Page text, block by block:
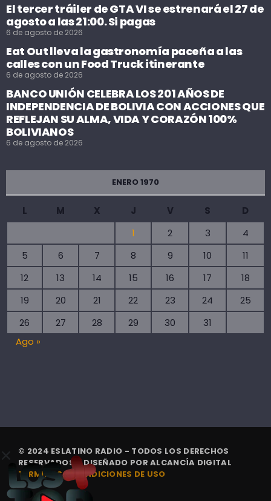
El tercer tráiler de GTA VI se estrenará el 27 de
agosto a las 21:00. Si pagas
6 de agosto de 2026
Eat Out lleva la gastronomía paceña a las
calles con un Food Truck itinerante
6 de agosto de 2026
BANCO UNIÓN CELEBRA LOS 201 AÑOS DE
INDEPENDENCIA DE BOLIVIA CON ACCIONES QUE
REFLEJAN SU ALMA, VIDA Y CORAZÓN 100%
BOLIVIANOS
6 de agosto de 2026
ENERO 1970
L M X J V S
D
1
2 3
4
5
6 7 8 9 10
11
12
13 14 15 16 17
18
19
20 21 22 23 24
25
26
27 28 29 30
31
Ago »
© 2024 ESLATINO RADIO - TODOS LOS DERECHOS
RESERVADOS. | DISEÑADO PORALCANCÍA DIGITAL
TÉRMINOS Y CONDICIONES DE USO